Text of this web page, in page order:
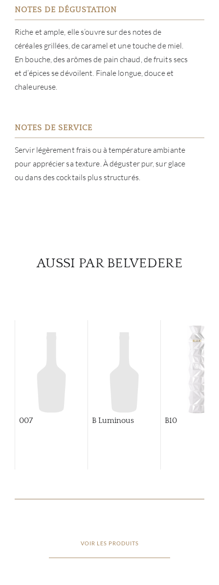
NOTES DE DÉGUSTATION
Riche et ample, elle s’ouvre sur des notes de
céréales grillées, de caramel et une touche de miel.
En bouche, des arômes de pain chaud, de fruits secs
et d’épices se dévoilent. Finale longue, douce et
chaleureuse.
NOTES DE SERVICE
Servir légèrement frais ou à température ambiante
pour apprécier sa texture. À déguster pur, sur glace
ou dans des cocktails plus structurés.
AUSSI PAR BELVEDERE
007 B Luminous B10
VOIR LES PRODUITS